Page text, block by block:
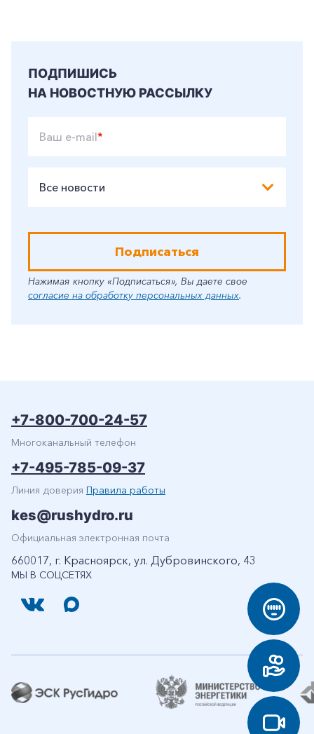
ПОДПИШИСЬ
НА НОВОСТНУЮ РАССЫЛКУ
Ваш e-mail*
Все новости
Подписаться
Нажимая кнопку «Подписаться», Вы даете свое
согласие на обработку персональных данных.
МЫ В СОЦСЕТЯХ
+7-800-700-24-57
Многоканальный телефон
+7-495-785-09-37
Линия доверия Правила работы
kes@rushydro.ru
Официальная электронная почта
660017, г. Красноярск, ул. Дубровинского, 43